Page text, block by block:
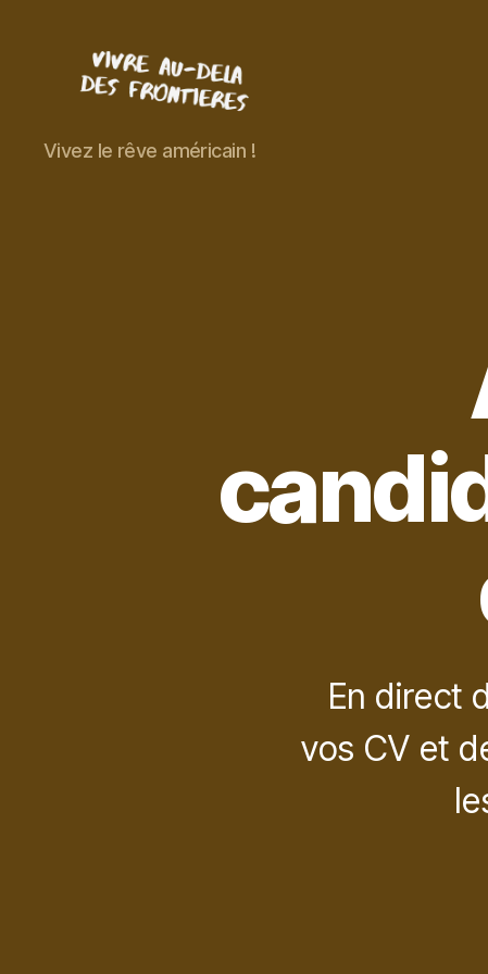
Vivre
au-
Vivez le rêve américain !
En direct
vos CV et